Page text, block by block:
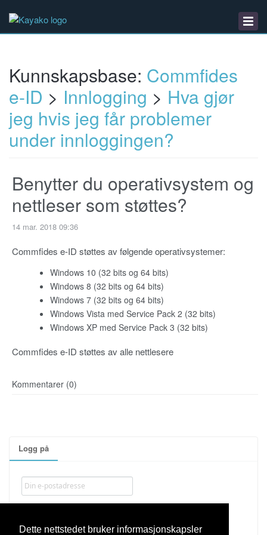
Dette nettstedet bruker informasjonskapsler
Kunnskapsbase
Nedlastinger
Logg på
Kunnskapsbase: Commfides
e-ID > Innlogging > Hva gjør
jeg hvis jeg får problemer
under innloggingen?
Benytter du operativsystem og
nettleser som støttes?
14 mar. 2018 09:36
Commfides e-ID støttes av følgende operativsystemer:
Windows 10 (32 bits og 64 bits)
Windows 8 (32 bits og 64 bits)
Windows 7 (32 bits og 64 bits)
Windows Vista med Service Pack 2 (32 bits)
Windows XP med Service Pack 3 (32 bits)
Commfides e-ID støttes av alle nettlesere
Kommentarer (0)